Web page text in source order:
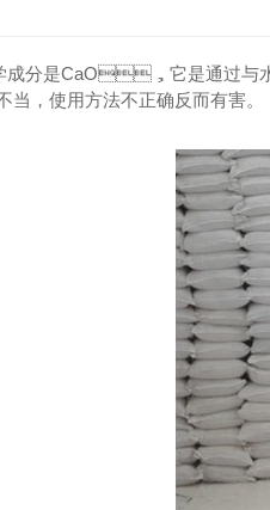
分是CaO，它是通过与水
，使用方法不正确反而有害。